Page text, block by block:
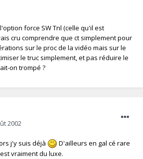
force SW Tnl (celle qu'il est
cru comprendre que ct simplement pour
sur le proc de la vidéo mais sur le
le truc simplement, et pas réduire le
on trompé ?
2002
j'y suis déjà
D'ailleurs en gal cé rare
vraiment du luxe.